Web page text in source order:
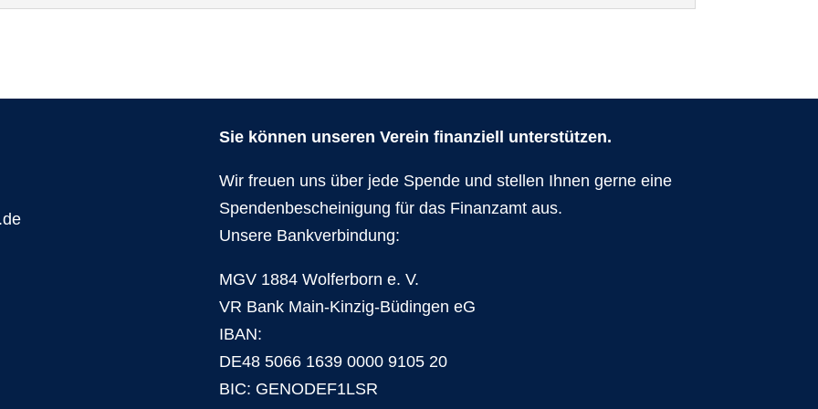
Sie können unseren Verein finanziell unterstützen.
Wir freuen uns über jede Spende und stellen Ihnen gerne eine
Spendenbescheinigung für das Finanzamt aus.
Unsere Bankverbindung:
MGV 1884 Wolferborn e. V.
VR Bank Main-Kinzig-Büdingen eG
IBAN:
DE48 5066 1639 0000 9105 20
BIC: GENODEF1LSR